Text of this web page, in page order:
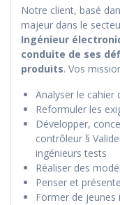
Notre client, basé
majeur dans le
Ingénieur
conduite de ses
produits. Vos
Analyser le cahier
Reformuler les
Développer,
contrôleur §
ingénieurs tests
Réaliser des
Penser et
Former de jeunes